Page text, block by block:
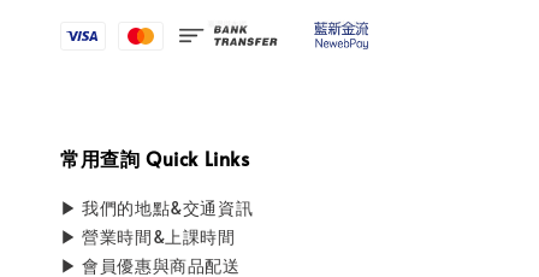
常用查詢 Quick Links
▶ 我們的地點&交通資訊
▶ 營業時間&上課時間
▶ 會員優惠與商品配送